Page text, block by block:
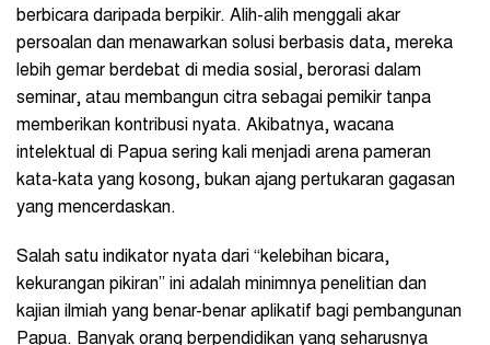
berbicara daripada berpikir. Alih-alih menggali akar
persoalan dan menawarkan solusi berbasis data, mereka
lebih gemar berdebat di media sosial, berorasi dalam
seminar, atau membangun citra sebagai pemikir tanpa
memberikan kontribusi nyata. Akibatnya, wacana
intelektual di Papua sering kali menjadi arena pameran
kata-kata yang kosong, bukan ajang pertukaran gagasan
yang mencerdaskan.
Salah satu indikator nyata dari “kelebihan bicara,
kekurangan pikiran” ini adalah minimnya penelitian dan
kajian ilmiah yang benar-benar aplikatif bagi pembangunan
Papua. Banyak orang berpendidikan yang seharusnya